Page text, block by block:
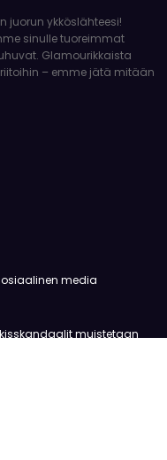
juorun ykköslähteesi!
sinulle tuoreimmat
Glamourikkaista
– emme jätä mitään
media
muistetaan